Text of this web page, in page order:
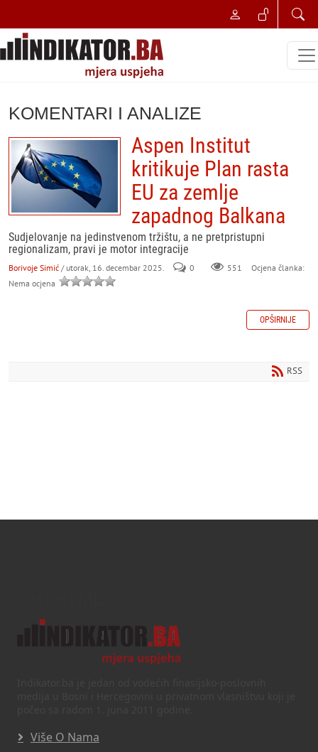
KOMENTARI I ANALIZE
Aspen Institut
kritikuje Plan rasta
EU za zemlje
zapadnog Balkana
Sudjelovanje na jedinstvenom tržištu, a ne pretpristupni
regionalizam, pravi je motor integracije
Borivoje Simić / utorak, 16. decembar 2025. 0 551
Ocjena članka:
Nema ocjena
OPŠIRNIJE
RSS
Više O Nama